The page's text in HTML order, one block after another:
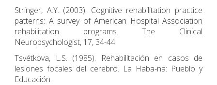
Stringer, A.Y. (2003). Cognitive rehabilitation practice
patterns: A survey of American Hospital Association
rehabilitation programs. The Clinical
Neuropsychologist, 17, 34-44.
Tsvétkova, L.S. (1985). Rehabilitación en casos de
lesiones focales del cerebro. La Haba-na: Pueblo y
Educación.